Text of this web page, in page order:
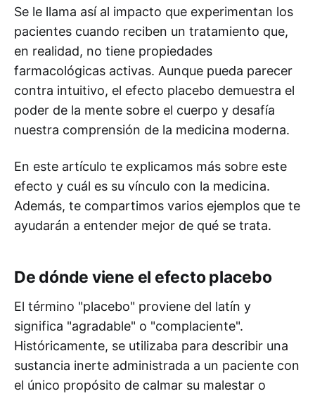
Se le llama así al impacto que experimentan los
pacientes cuando reciben un tratamiento que,
en realidad, no tiene propiedades
farmacológicas activas. Aunque pueda parecer
contra intuitivo, el efecto placebo demuestra el
poder de la mente sobre el cuerpo y desafía
nuestra comprensión de la medicina moderna.
En este artículo te explicamos más sobre este
efecto y cuál es su vínculo con la medicina.
Además, te compartimos varios ejemplos que te
ayudarán a entender mejor de qué se trata.
De dónde viene el efecto placebo
El término "placebo" proviene del latín y
significa "agradable" o "complaciente".
Históricamente, se utilizaba para describir una
sustancia inerte administrada a un paciente con
el único propósito de calmar su malestar o